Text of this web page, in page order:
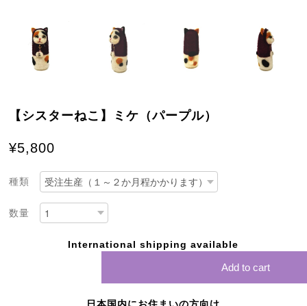
【シスターねこ】ミケ（パープル）
¥5,800
種類
数量
International shipping available
Add to cart